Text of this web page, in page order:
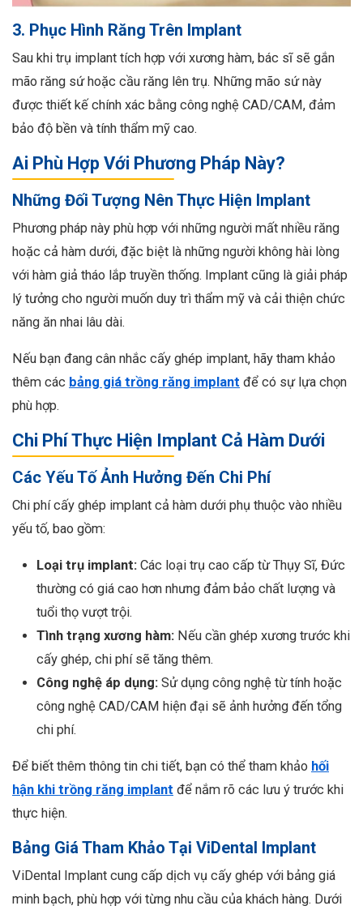
3. Phục Hình Răng Trên Implant
Sau khi trụ implant tích hợp với xương hàm, bác sĩ sẽ gắn
mão răng sứ hoặc cầu răng lên trụ. Những mão sứ này
được thiết kế chính xác bằng công nghệ CAD/CAM, đảm
bảo độ bền và tính thẩm mỹ cao.
Ai Phù Hợp Với Phương Pháp Này?
Những Đối Tượng Nên Thực Hiện Implant
Phương pháp này phù hợp với những người mất nhiều răng
hoặc cả hàm dưới, đặc biệt là những người không hài lòng
với hàm giả tháo lắp truyền thống. Implant cũng là giải pháp
lý tưởng cho người muốn duy trì thẩm mỹ và cải thiện chức
năng ăn nhai lâu dài.
Nếu bạn đang cân nhắc cấy ghép implant, hãy tham khảo
thêm các bảng giá trồng răng implant để có sự lựa chọn
phù hợp.
Chi Phí Thực Hiện Implant Cả Hàm Dưới
Các Yếu Tố Ảnh Hưởng Đến Chi Phí
Chi phí cấy ghép implant cả hàm dưới phụ thuộc vào nhiều
yếu tố, bao gồm:
Loại trụ implant: Các loại trụ cao cấp từ Thụy Sĩ, Đức
thường có giá cao hơn nhưng đảm bảo chất lượng và
tuổi thọ vượt trội.
Tình trạng xương hàm: Nếu cần ghép xương trước khi
cấy ghép, chi phí sẽ tăng thêm.
Công nghệ áp dụng: Sử dụng công nghệ từ tính hoặc
công nghệ CAD/CAM hiện đại sẽ ảnh hưởng đến tổng
chi phí.
Để biết thêm thông tin chi tiết, bạn có thể tham khảo hối
hận khi trồng răng implant để nắm rõ các lưu ý trước khi
thực hiện.
Bảng Giá Tham Khảo Tại ViDental Implant
ViDental Implant cung cấp dịch vụ cấy ghép với bảng giá
minh bạch, phù hợp với từng nhu cầu của khách hàng. Dưới